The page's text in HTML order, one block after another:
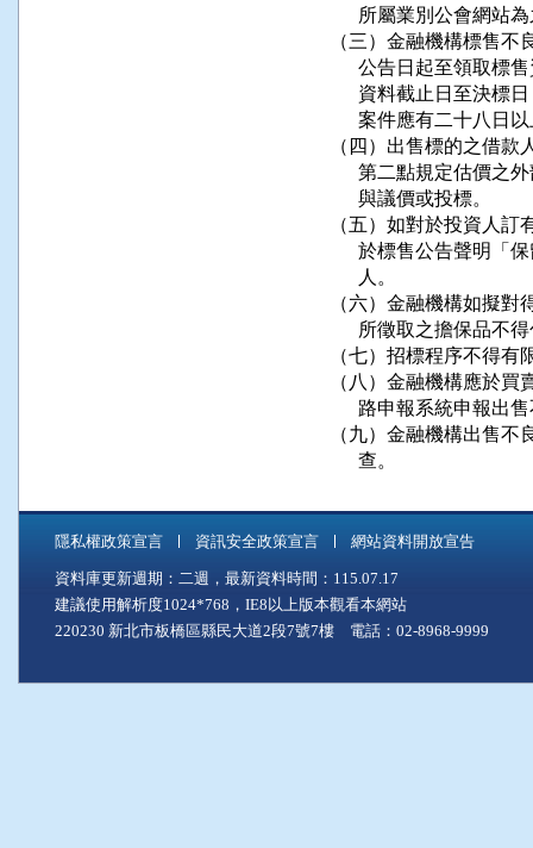
所屬業別公會網站
（三）金融機構標售
公告日起至領取
資料截止日至決
案件應有二十八日
（四）出售標的之借
第二點規定估價
      與議價或投標。
（五）如對於投資人
於標售公告聲明
      人。
（六）金融機構如擬
所徵取之擔保品
（七）招標程序不得
（八）金融機構應於
路申報系統申報出
（九）金融機構出售
      查。
隱私權政策宣言 資訊安全政策宣言 網站資料開放宣告
資料庫更新週期：二週，最新資料時間：115.07.17
建議使用解析度1024*768，IE8以上版本觀看本網站
220230 新北市板橋區縣民大道2段7號7樓 電話：02-8968-9999